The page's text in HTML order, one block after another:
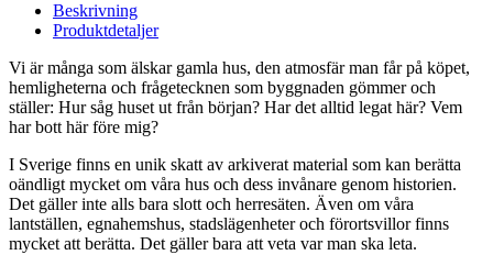
Beskrivning
Produktdetaljer
Vi är många som älskar gamla hus, den atmosfär man får på köpet,
hemligheterna och frågetecknen som byggnaden gömmer och
ställer: Hur såg huset ut från början? Har det alltid legat här? Vem
har bott här före mig?
I Sverige finns en unik skatt av arkiverat material som kan berätta
oändligt mycket om våra hus och dess invånare genom historien.
Det gäller inte alls bara slott och herresäten. Även om våra
lantställen, egnahemshus, stadslägenheter och förortsvillor finns
mycket att berätta. Det gäller bara att veta var man ska leta.